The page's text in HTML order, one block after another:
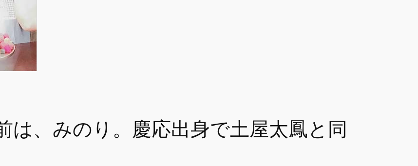
は、みのり。慶応出身で土屋太鳳と同